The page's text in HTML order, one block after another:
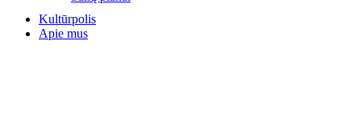
Kultūrpolis
Apie mus